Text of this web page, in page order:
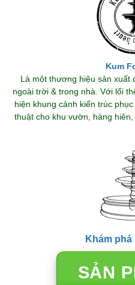
Kum
Là một thương hiệu sản xuất
ngoài trời & trong nhà. Với lối
hiện khung cảnh kiến trúc
thuật cho khu vườn, hàng
Khám
SẢN